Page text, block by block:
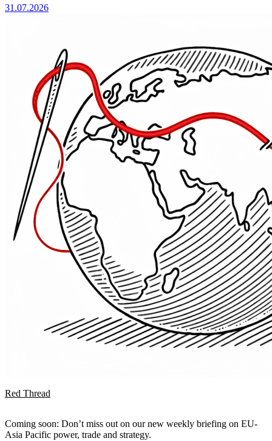
31.07.2026
Red Thread
Coming soon: Don’t miss out on our new weekly briefing on EU-
Asia Pacific power, trade and strategy.